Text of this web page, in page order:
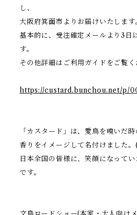
し、
大阪府箕面市よりお届けいたします
基本的に、受注確定メールより3日
す。
その他詳細はご利用ガイドをご覧く
https://custard.bunchou.net/p/
「カスタード」は、愛鳥を嗅いだ
香りをイメージして名付けました
日本全国の皆様に、笑顔になって
です。